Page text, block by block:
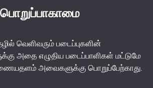
பொறுப்பாகாமை
வெளிவரும் படைப்புகளின்
அதை எழுதிய படைப்பாளிகள் மட்டுமே
அவைகளுக்கு பொறுப்பேற்காது.